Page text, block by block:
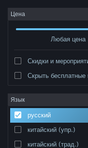
Войти
Сообщество
Информация
Поддержка
Цена
Любая цена
Скидки и
Скрыть бесплатные
Язык
русский
китайский (упр.)
китайский (трад.)
Разработчик: Bathysfear
Сортировать по